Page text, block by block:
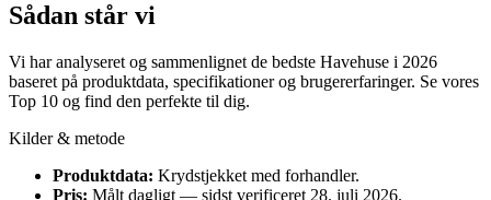
Sådan står vi
Vi har analyseret og sammenlignet de bedste Havehuse i 2026
baseret på produktdata, specifikationer og brugererfaringer. Se vores
Top 10 og find den perfekte til dig.
Kilder & metode
Produktdata: Krydstjekket med forhandler.
Pris: Målt dagligt — sidst verificeret 28. juli 2026.